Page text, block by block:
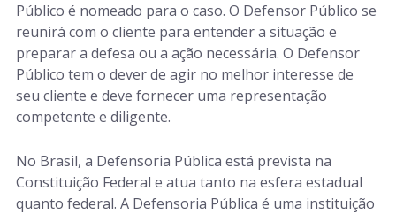
Público é nomeado para o caso. O Defensor Público se
reunirá com o cliente para entender a situação e
preparar a defesa ou a ação necessária. O Defensor
Público tem o dever de agir no melhor interesse de
seu cliente e deve fornecer uma representação
competente e diligente.
No Brasil, a Defensoria Pública está prevista na
Constituição Federal e atua tanto na esfera estadual
quanto federal. A Defensoria Pública é uma instituição